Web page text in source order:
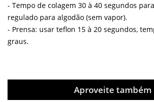
- Tempo de colagem 30 à 40 segundos
regulado para algodão (sem vapor).
- Prensa: usar teflon 15 à 20 segundos,
graus.
Aproveite também